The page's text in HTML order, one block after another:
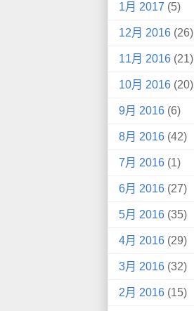
1月 2017 (5)
12月 2016 (26)
11月 2016 (21)
10月 2016 (20)
9月 2016 (6)
8月 2016 (42)
7月 2016 (1)
6月 2016 (27)
5月 2016 (35)
4月 2016 (29)
3月 2016 (32)
2月 2016 (15)